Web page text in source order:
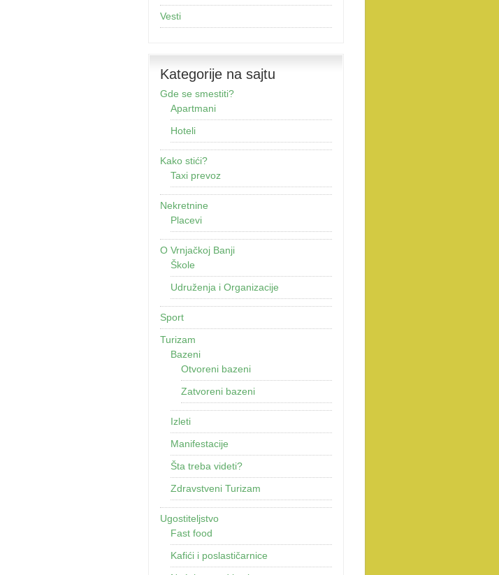
Vesti
Kategorije na sajtu
Gde se smestiti?
Apartmani
Hoteli
Kako stići?
Taxi prevoz
Nekretnine
Placevi
O Vrnjačkoj Banji
Škole
Udruženja i Organizacije
Sport
Turizam
Bazeni
Otvoreni bazeni
Zatvoreni bazeni
Izleti
Manifestacije
Šta treba videti?
Zdravstveni Turizam
Ugostiteljstvo
Fast food
Kafići i poslastičarnice